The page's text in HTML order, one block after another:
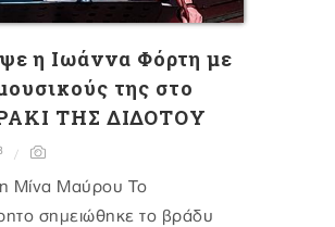
η Ιωάννα Φόρτη με
της στο
ΤΗΣ ΔΙΔΟΤΟΥ
η Μίνα Μαύρου Το
σημειώθηκε το βράδυ